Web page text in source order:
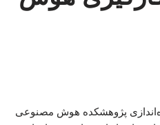
پژوهشکده هوش مصنوعی